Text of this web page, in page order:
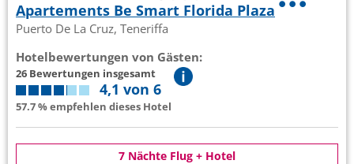
Apartements Be Smart Florida Plaza
Puerto De La Cruz, Teneriffa
Hotelbewertungen von Gästen:
26 Bewertungen insgesamt
4,1 von 6
57.7 % empfehlen dieses Hotel
7 Nächte Flug + Hotel